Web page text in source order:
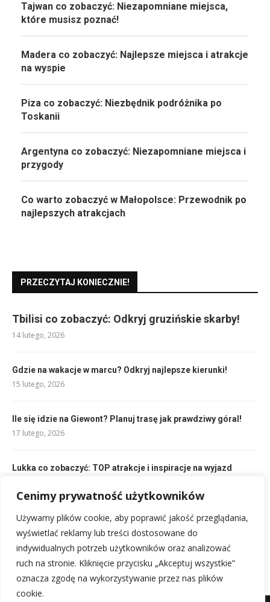
Cenimy prywatność użytkowników
Używamy plików cookie, aby poprawić jakość przeglądania,
wyświetlać reklamy lub treści dostosowane do
indywidualnych potrzeb użytkowników oraz analizować
ruch na stronie. Kliknięcie przycisku „Akceptuj wszystkie”
oznacza zgodę na wykorzystywanie przez nas plików
cookie.
Tajwan co zobaczyć: Niezapomniane miejsca,
które musisz poznać!
Madera co zobaczyć: Najlepsze miejsca i atrakcje
na wyspie
Piza co zobaczyć: Niezbędnik podróżnika po
Toskanii
Argentyna co zobaczyć: Niezapomniane miejsca i
przygody
Co warto zobaczyć w Małopolsce: Przewodnik po
najlepszych atrakcjach
PRZECZYTAJ KONIECZNIE!
Tbilisi co zobaczyć: Odkryj gruzińskie skarby!
14 lutego, 2026
Gdzie na wakacje w marcu? Odkryj najlepsze kierunki!
15 lutego, 2026
Ile się idzie na Giewont? Planuj trasę jak prawdziwy góral!
17 lutego, 2026
Lukka co zobaczyć: TOP atrakcje i inspiracje na wyjazd
Antwerpia co zobaczyć: Twój przewodnik po najlepszych
atrakcjach
14 lutego, 2026